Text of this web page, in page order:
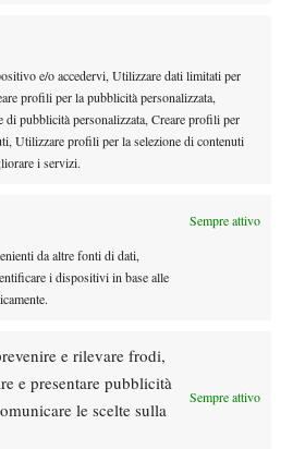
e/o accedervi, Utilizzare dati limitati per
profili per la pubblicità personalizzata,
pubblicità personalizzata, Creare profili per
Utilizzare profili per la selezione di contenuti
i servizi.
Sempre attivo
da altre fonti di dati,
i dispositivi in base alle
e rilevare frodi,
e presentare pubblicità
le scelte sulla
Sempre attivo
1000 Montreal 2026: Tien più forte
supera Paul e vola agli ottavi
delle prime volte. Ora cerco di
Federer: ecco la RF 01 Pro
“Sinner e Djokovic? Due